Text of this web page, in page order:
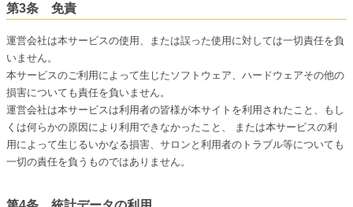
第3条 免責
運営会社は本サービスの使用、または誤った使用に対しては一切責任を負
いません。
本サービスのご利用によって生じたソフトウェア、ハードウェアその他の
損害についても責任を負いません。
運営会社は本サービスは利用者の皆様が本サイトを利用されたこと、もし
くは何らかの原因により利用できなかったこと、 または本サービスの利
用によって生じるいかなる損害、サロンと利用者のトラブル等についても
一切の責任を負うものではありません。